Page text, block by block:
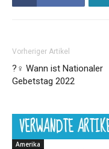
Vorheriger Artikel
?‍♀️ Wann ist Nationaler
Gebetstag 2022
VERWANDTE
Amerika